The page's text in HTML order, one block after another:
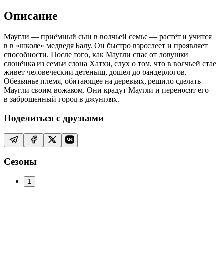
Описание
Маугли — приёмный сын в волчьей семье — растёт и учится
в в «школе» медведя Балу. Он быстро взрослеет и проявляет
способности. После того, как Маугли спас от ловушки
слонёнка из семьи слона Хатхи, слух о том, что в волчьей стае
живёт человеческий детёныш, дошёл до бандерлогов.
Обезьянье племя, обитающее на деревьях, решило сделать
Маугли своим вожаком. Они крадут Маугли и переносят его
в заброшенный город в джунглях.
Поделиться с друзьями
Сезоны
1